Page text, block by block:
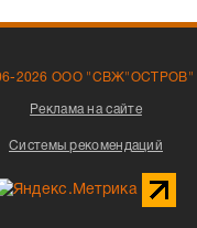
2026 ООО "СВЖ"ОСТРОВ"
Реклама на сайте
Системы рекомендаций